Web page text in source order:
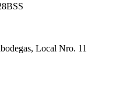
Local Nro. 11